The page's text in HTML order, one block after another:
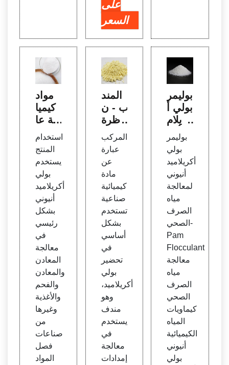
على
السعر
مواد
كيميا
ئية عا
لية ال
جودة
لمعال
جة ال
معادن
بوليمر
أنيوني
استخدام
المنتج
يستخدم
بولي
أكريلاميد
أنيوني
بشكل
رئيسي
في
معالجة
المعادن
والمعادن
والفحم
والأغذية
وغيرها
من
صناعات
فصل
المواد
المند
ب - ن
ظرة
عامة
| موض
وعات
Scie
nceD
irect
المركب
عبارة
عن
مادة
كيميائية
صناعية
تستخدم
بشكل
أساسي
في
تحضير
بولي
أكريلاميد،
وهو
مندف
يستخدم
في
معالجة
إمدادات
بوليمر
بولي أ
كريلام
يد أنيو
ني لل
معادن
بوليمر
بولي
أكريلاميد
أنيوني
لمعالجة
مياه
الصرف
الصحي-
Pam
Flocculant
معالجة
مياه
الصرف
الصحي
كيماويات
المياه
الكيميائية
أنيوني
بولي